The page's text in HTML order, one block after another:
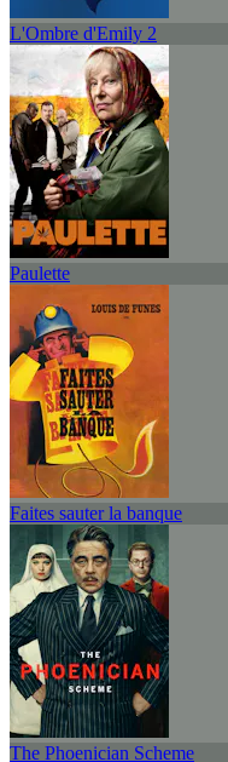
L'Ombre d'Emily 2
Paulette
Faites sauter la banque
The Phoenician Scheme